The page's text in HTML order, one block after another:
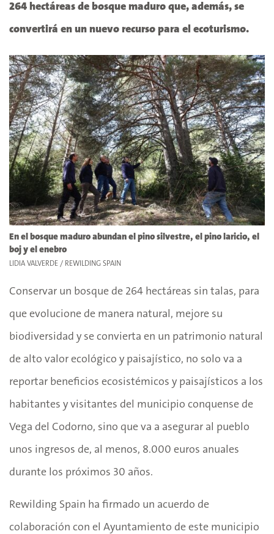
264 hectáreas de bosque maduro que, además, se
convertirá en un nuevo recurso para el ecoturismo.
En el bosque maduro abundan el pino silvestre, el pino laricio, el
boj y el enebro
LIDIA VALVERDE / REWILDING SPAIN
Conservar un bosque de 264 hectáreas sin talas, para
que evolucione de manera natural, mejore su
biodiversidad y se convierta en un patrimonio natural
de alto valor ecológico y paisajístico, no solo va a
reportar beneficios ecosistémicos y paisajísticos a los
habitantes y visitantes del municipio conquense de
Vega del Codorno, sino que va a asegurar al pueblo
unos ingresos de, al menos, 8.000 euros anuales
durante los próximos 30 años.
Rewilding Spain ha firmado un acuerdo de
colaboración con el Ayuntamiento de este municipio